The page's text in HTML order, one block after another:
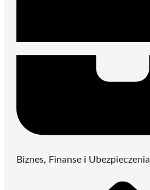
Biznes, Finanse i Ubezpieczenia